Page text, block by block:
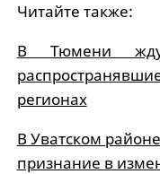
Читайте также:
В Тюмени
регионах
В Уватском
признание в